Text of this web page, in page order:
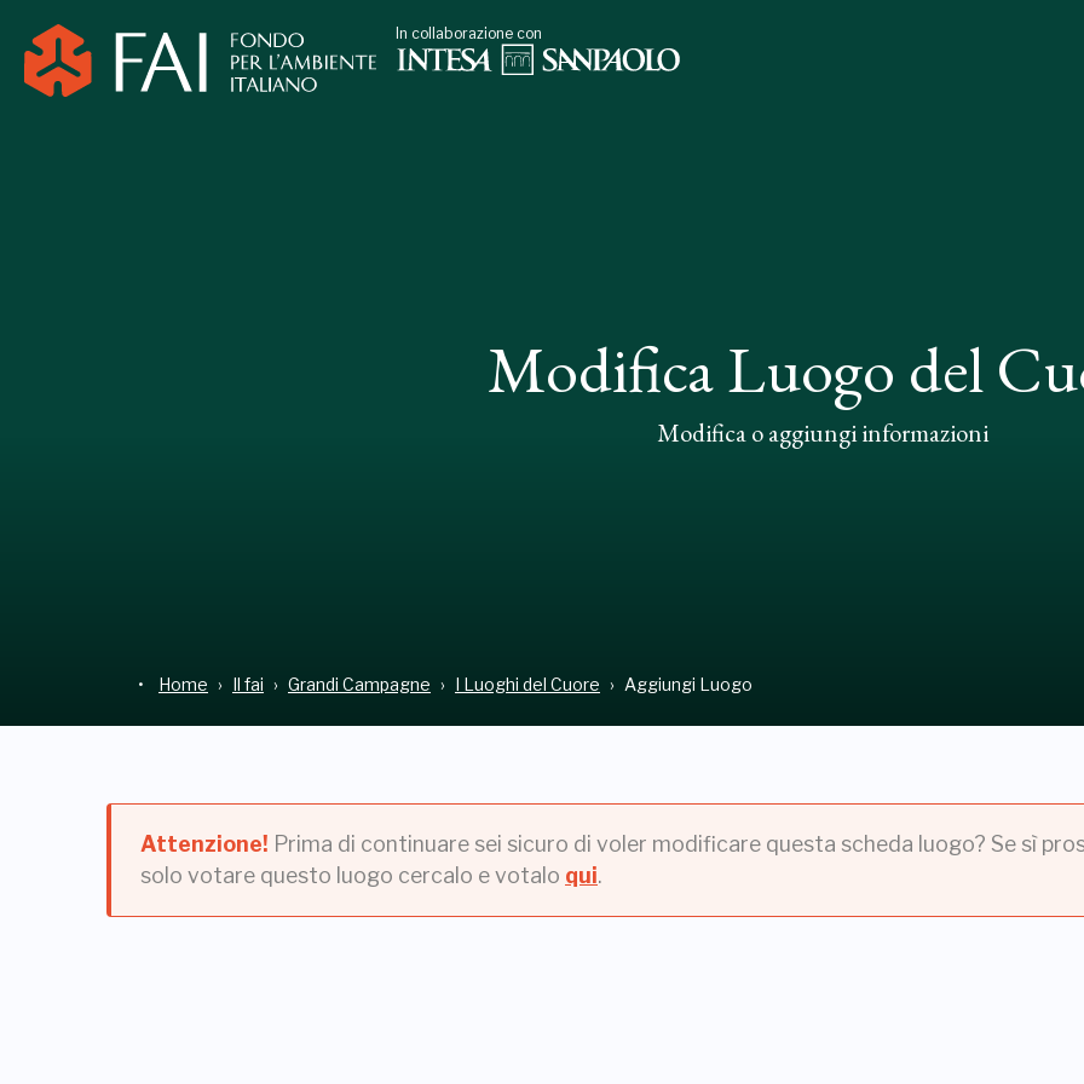
In collaborazione con
Modifica Luogo del
Modifica o aggiungi informazioni
Home Il fai Grandi Campagne I Luoghi del Cuore Aggiungi Luogo
Attenzione! Prima di continuare sei sicuro di voler modificare questa scheda luogo? Se sì
solo votare questo luogo cercalo e votalo qui.